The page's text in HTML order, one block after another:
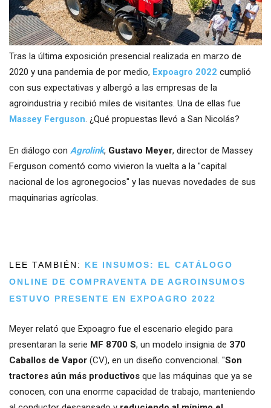
Tras la última exposición presencial realizada en marzo de
2020 y una pandemia de por medio, Expoagro 2022 cumplió
con sus expectativas y albergó a las empresas de la
agroindustria y recibió miles de visitantes. Una de ellas fue
Massey Ferguson. ¿Qué propuestas llevó a San Nicolás?
En diálogo con Agrolink, Gustavo Meyer, director de Massey
Ferguson comentó como vivieron la vuelta a la "capital
nacional de los agronegocios" y las nuevas novedades de sus
maquinarias agrícolas.
LEE TAMBIÉN:
KE INSUMOS: EL CATÁLOGO
ONLINE DE COMPRAVENTA DE AGROINSUMOS
ESTUVO PRESENTE EN EXPOAGRO 2022
Meyer relató que Expoagro fue el escenario elegido para
presentaran la serie MF 8700 S, un modelo insignia de 370
Caballos de Vapor (CV), en un diseño convencional. "Son
tractores aún más productivos que las máquinas que ya se
conocen, con una enorme capacidad de trabajo, manteniendo